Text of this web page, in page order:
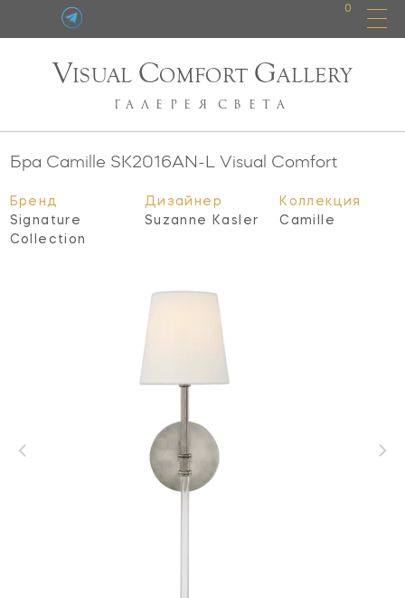
0
VISUAL COMFORT GALLERY
ГАЛЕРЕЯ СВЕТА
Бра Camille SK2016AN-L Visual Comfort
Бренд
Signature
Collection
Дизайнер
Suzanne Kasler
Коллекция
Camille